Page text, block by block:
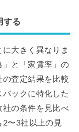
する
大きく異なりま
」と「家賃率」の
査定結果を比較
ックに特化した
社の条件を見比べ
2〜3社以上の見